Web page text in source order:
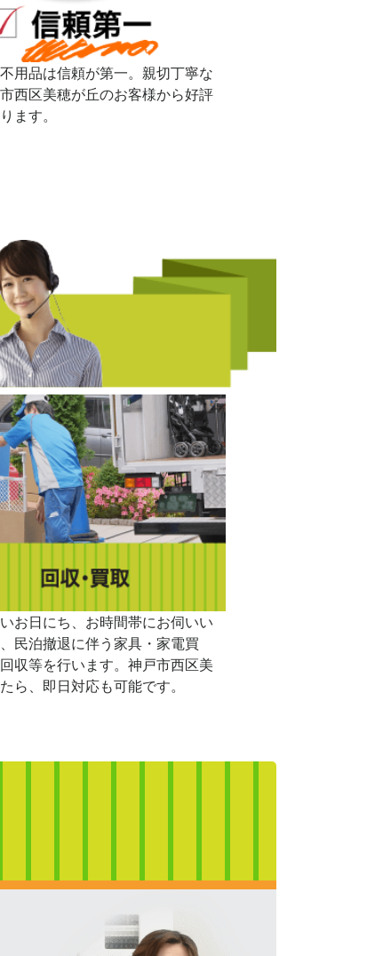
用品は信頼が第一。親切丁寧な
西区美穂が丘のお客様から好評
ます。
お日にち、お時間帯にお伺いい
民泊撤退に伴う家具・家電買
収等を行います。神戸市西区美
ら、即日対応も可能です。